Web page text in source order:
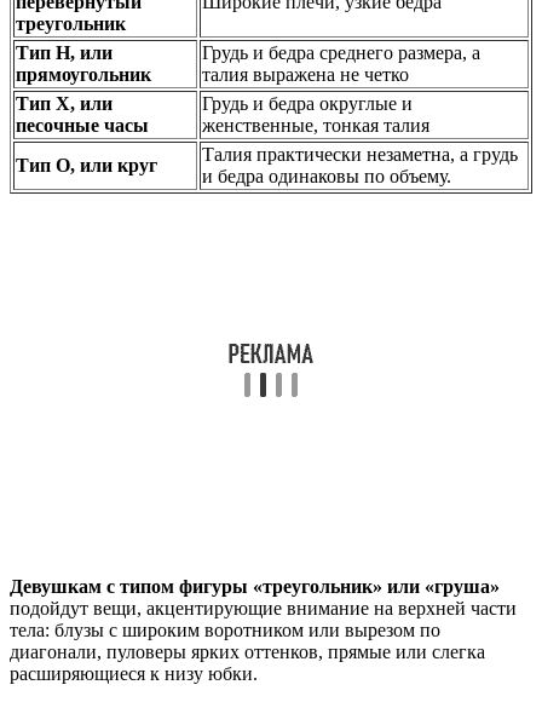
треугольник
Тип Н, или
прямоугольник
Грудь и бедра среднего размера, а
талия выражена не четко
Тип Х, или
песочные часы
Грудь и бедра округлые и
женственные, тонкая талия
Тип О, или круг
Талия практически незаметна, а грудь
и бедра одинаковы по объему.
Девушкам с типом фигуры «треугольник» или «груша»
подойдут вещи, акцентирующие внимание на верхней части
тела: блузы с широким воротником или вырезом по
диагонали, пуловеры ярких оттенков, прямые или слегка
расширяющиеся к низу юбки.